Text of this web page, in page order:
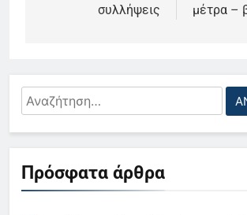
συλλήψεις μέτρα –
Αναζήτηση
για:
Πρόσφατα άρθρα
5
«τιμόνι» του
ειδήσεων της ΕΡΤ
LIFESTYLE-MEDIA